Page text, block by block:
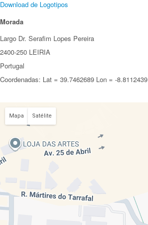
Download de Logotipos
Morada
Largo Dr. Serafim Lopes Pereira
2400-250 LEIRIA
Portugal
Coordenadas: Lat = 39.7462689 Lon = -8.8112439
Mapa Satélite